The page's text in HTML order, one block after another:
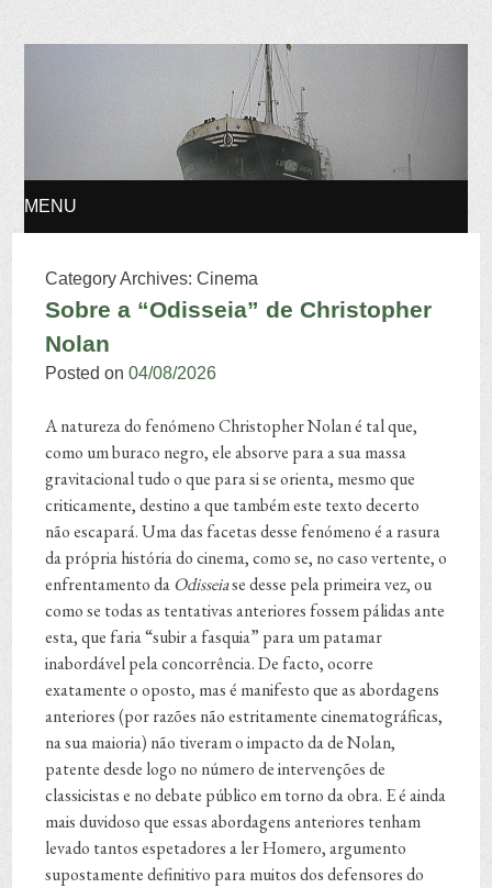
Osvaldo Manuel
Silvestre
MENU
Category Archives:Cinema
Sobre a “Odisseia” de Christopher
Nolan
Posted on04/08/2026
A natureza do fenómeno Christopher Nolan é tal que,
como um buraco negro, ele absorve para a sua massa
gravitacional tudo o que para si se orienta, mesmo que
criticamente, destino a que também este texto decerto
não escapará. Uma das facetas desse fenómeno é a rasura
da própria história do cinema, como se, no caso vertente, o
enfrentamento daOdisseiase desse pela primeira vez, ou
como se todas as tentativas anteriores fossem pálidas ante
esta, que faria “subir a fasquia” para um patamar
inabordável pela concorrência. De facto, ocorre
exatamente o oposto, mas é manifesto que as abordagens
anteriores (por razões não estritamente cinematográficas,
na sua maioria) não tiveram o impacto da de Nolan,
patente desde logo no número de intervenções de
classicistas e no debate público em torno da obra. E é ainda
mais duvidoso que essas abordagens anteriores tenham
levado tantos espetadores a ler Homero, argumento
supostamente definitivo para muitos dos defensores do